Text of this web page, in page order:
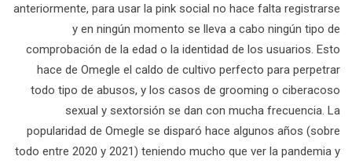
anteriormente, para usar la pink social no hace falta registrarse
y en ningún momento se lleva a cabo ningún tipo de
comprobación de la edad o la identidad de los usuarios. Esto
hace de Omegle el caldo de cultivo perfecto para perpetrar
todo tipo de abusos, y los casos de grooming o ciberacoso
sexual y sextorsión se dan con mucha frecuencia. La
popularidad de Omegle se disparó hace algunos años (sobre
todo entre 2020 y 2021) teniendo mucho que ver la pandemia y